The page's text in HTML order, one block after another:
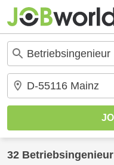
32 Betriebsingenieur